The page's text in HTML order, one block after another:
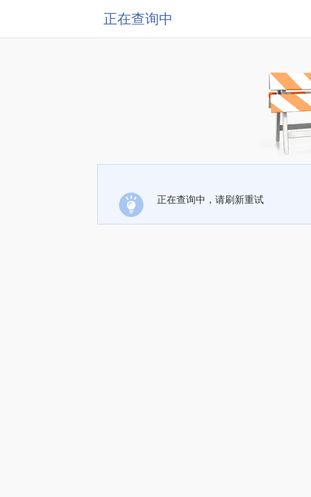
正在查询中
正在查询中，请刷新重试